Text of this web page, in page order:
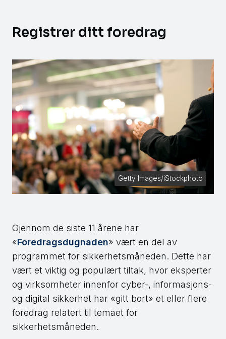
Registrer ditt foredrag
Getty Images/iStockphoto
Gjennom de siste 11 årene har
«Foredragsdugnaden» vært en del av
programmet for sikkerhetsmåneden. Dette har
vært et viktig og populært tiltak, hvor eksperter
og virksomheter innenfor cyber-, informasjons-
og digital sikkerhet har «gitt bort» et eller flere
foredrag relatert til temaet for
sikkerhetsmåneden.